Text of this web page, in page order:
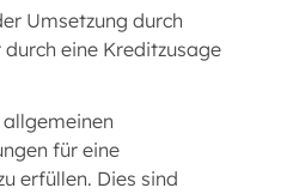
Umsetzung durch
eine Kreditzusage
für eine
erfüllen. Dies sind